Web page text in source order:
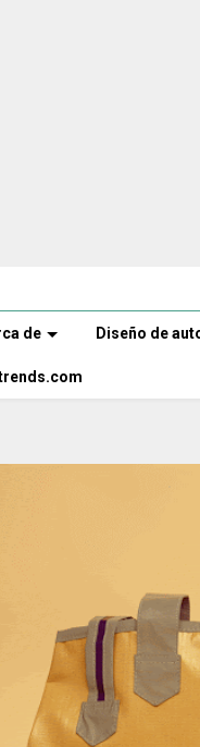
de Diseño de